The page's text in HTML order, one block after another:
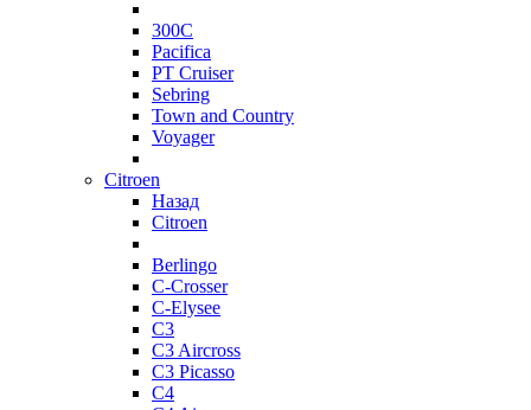
300C
Pacifica
PT Cruiser
Sebring
Town and Country
Voyager
Citroen
Назад
Citroen
Berlingo
C-Crosser
C-Elysee
C3
C3 Aircross
C3 Picasso
C4